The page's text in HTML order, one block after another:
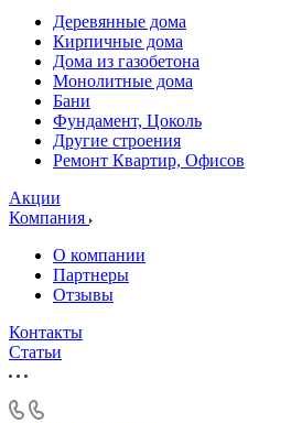
Деревянные дома
Кирпичные дома
Дома из газобетона
Монолитные дома
Бани
Фундамент, Цоколь
Другие строения
Ремонт Квартир, Офисов
Акции
Компания
О компании
Партнеры
Отзывы
Контакты
Статьи